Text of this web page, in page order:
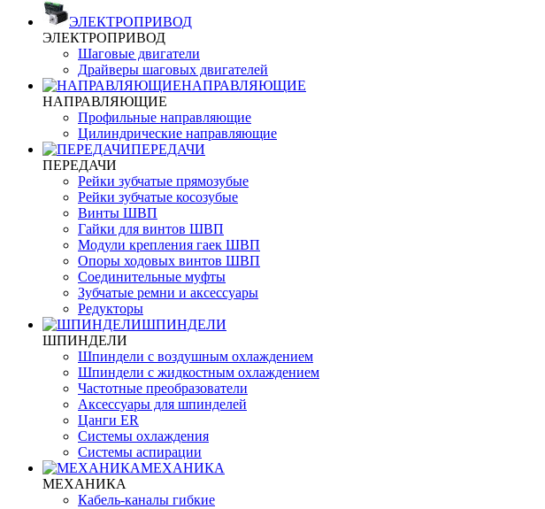
ЭЛЕКТРОПРИВОД
ЭЛЕКТРОПРИВОД
Шаговые двигатели
Драйверы шаговых двигателей
НАПРАВЛЯЮЩИЕ
НАПРАВЛЯЮЩИЕ
Профильные направляющие
Цилиндрические направляющие
ПЕРЕДАЧИ
ПЕРЕДАЧИ
Рейки зубчатые прямозубые
Рейки зубчатые косозубые
Винты ШВП
Гайки для винтов ШВП
Модули крепления гаек ШВП
Опоры ходовых винтов ШВП
Соединительные муфты
Зубчатые ремни и аксессуары
Редукторы
ШПИНДЕЛИ
ШПИНДЕЛИ
Шпиндели с воздушным охлаждением
Шпиндели с жидкостным охлаждением
Частотные преобразователи
Аксессуары для шпинделей
Цанги ER
Системы охлаждения
Системы аспирации
МЕХАНИКА
МЕХАНИКА
Кабель-каналы гибкие